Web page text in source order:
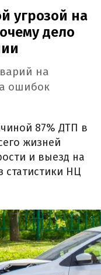
угрозой на
дело
на
ошибок
87% ДТП в
жизней
и выезд на
статистики НЦ